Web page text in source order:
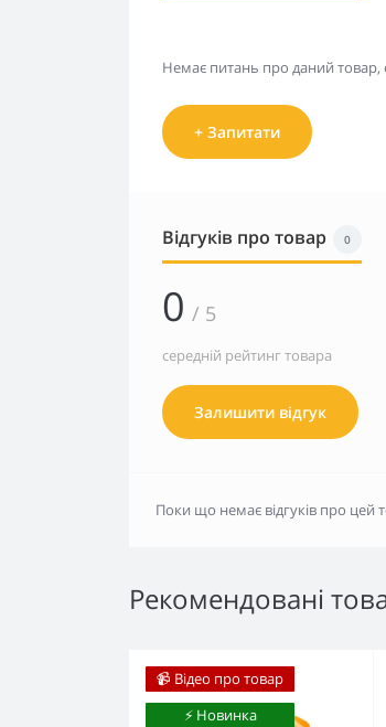
Немає питань про даний товар,
+ Запитати
Відгуків про товар 0
0 / 5
середній рейтинг товара
Залишити відгук
Поки що немає відгуків про цей
Рекомендовані
📹 Відео про товар
⚡️ Новинка